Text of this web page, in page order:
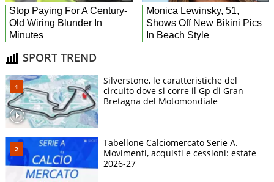
SPORT TREND
Silverstone, le caratteristiche del
circuito dove si corre il Gp di Gran
Bretagna del Motomondiale
Tabellone Calciomercato Serie A.
Movimenti, acquisti e cessioni: estate
2026-27